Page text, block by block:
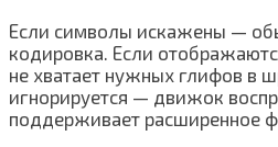
Если символы искажены —
кодировка. Если
не хватает нужных глифов в
игнорируется — движок
поддерживает расширенное